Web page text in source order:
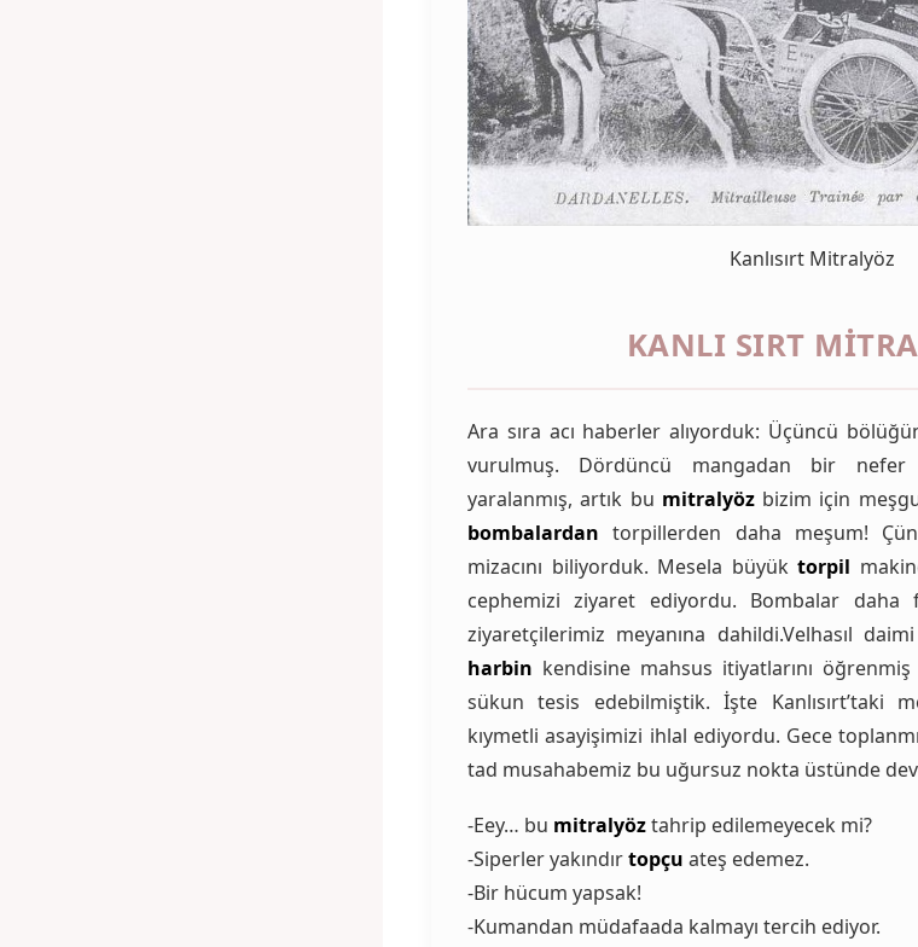
Kanlısırt Mitralyöz
KANLI SIRT
Ara sıra acı haberler alıyorduk: Üçüncü
vurulmuş. Dördüncü mangadan bir
yaralanmış, artık bu mitralyözbizim için
bombalardan torpillerden daha meşum!
mizacını biliyorduk. Mesela büyüktorpil
cephemizi ziyaret ediyordu. Bombalar daha
ziyaretçilerimiz meyanına dahildi.Velhasıl
harbin kendisine mahsus itiyatlarını
sükun tesis edebilmiştik. İşte Kanlısırt’taki
kıymetli asayişimizi ihlal ediyordu. Gece
tad musahabemiz bu uğursuz nokta üstünde
-Eey… bu mitralyöztahrip edilemeyecek mi?
-Siperler yakındırtopçu ateş edemez.
-Bir hücum yapsak!
-Kumandan müdafaada kalmayı tercih ediyor.